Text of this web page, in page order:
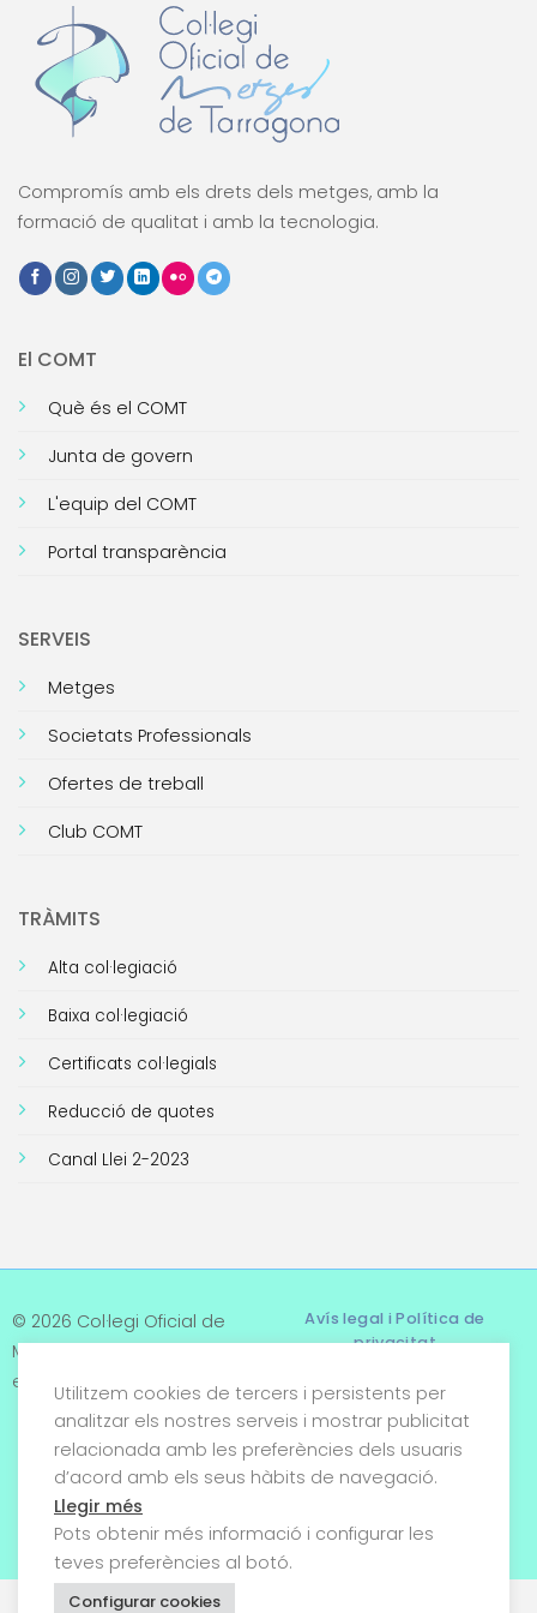
Compromís amb els drets dels metges, amb la
formació de qualitat i amb la tecnologia.
El COMT
Què és el COMT
Junta de govern
L'equip del COMT
Portal transparència
SERVEIS
Metges
Societats Professionals
Ofertes de treball
Club COMT
TRÀMITS
Alta col·legiació
Baixa col·legiació
Certificats col·legials
Reducció de quotes
Canal Llei 2-2023
© 2026 Col·legi Oficial de
Metges de Tarragona. Tots
els drets reservats
Avís legal i Política de
privacitat
Termes i condicions
Política de cookies
Utilitzem cookies de tercers i persistents per
analitzar els nostres serveis i mostrar publicitat
relacionada amb les preferències dels usuaris
d’acord amb els seus hàbits de navegació.
Llegir més
Pots obtenir més informació i configurar les
teves preferències al botó.
Configurar cookies